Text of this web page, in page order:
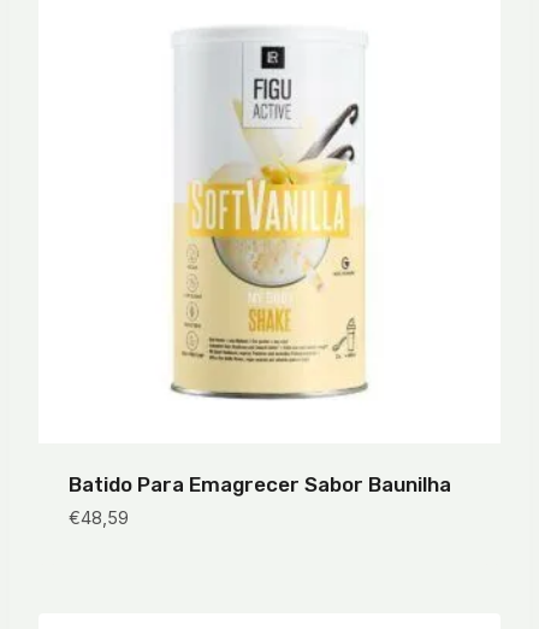
Batido Para Emagrecer Sabor Baunilha
€48,59